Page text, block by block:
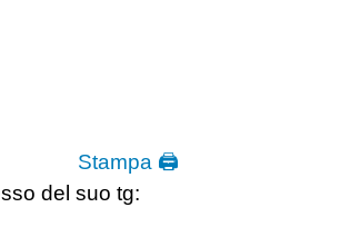
Stampa 🖨
del suo tg: